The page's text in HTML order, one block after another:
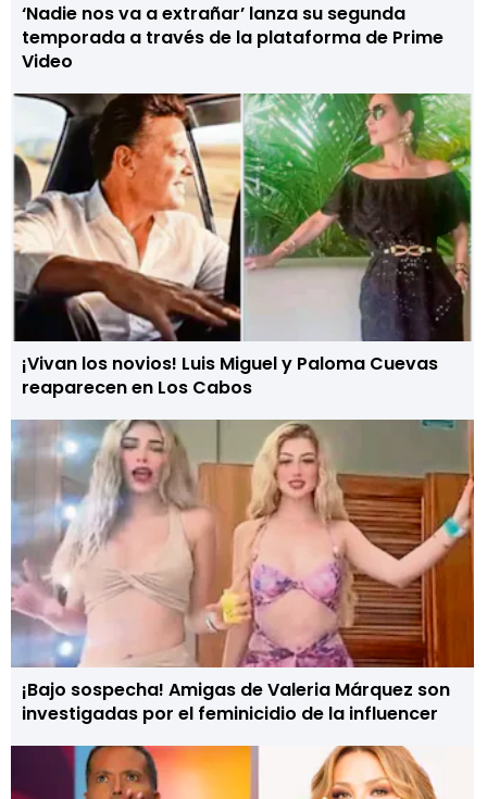
‘Nadie nos va a extrañar’ lanza su segunda
temporada a través de la plataforma de Prime
Video
¡Vivan los novios! Luis Miguel y Paloma Cuevas
reaparecen en Los Cabos
¡Bajo sospecha! Amigas de Valeria Márquez son
investigadas por el feminicidio de la influencer